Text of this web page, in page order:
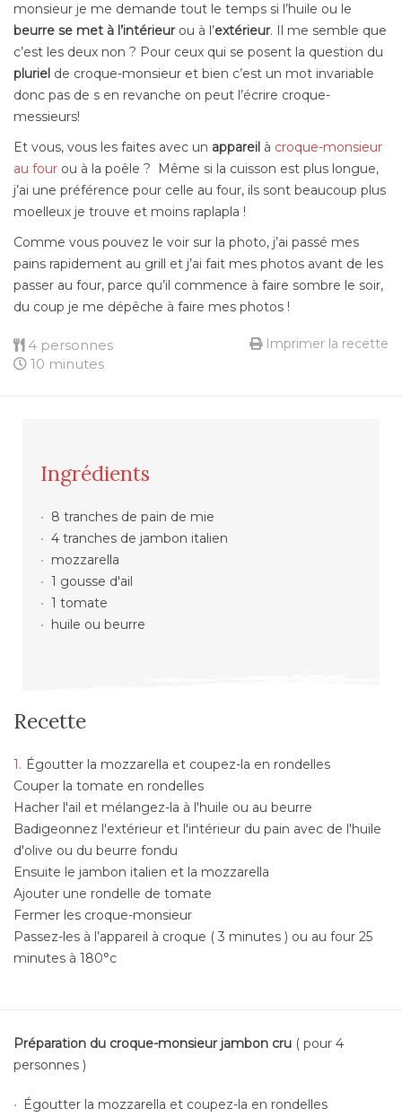
monsieur je me demande tout le temps si l’huile ou le
beurre se met à l’intérieurou à l’extérieur. Il me semble que
c’est les deux non ? Pour ceux qui se posent la question du
pluriel de croque-monsieur et bien c’est un mot invariable
donc pas de s en revanche on peut l’écrire croque-
messieurs!
Et vous, vous les faites avec un appareil à croque-monsieur
au four ou à la poêle ? Même si la cuisson est plus longue,
j’ai une préférence pour celle au four, ils sont beaucoup plus
moelleux je trouve et moins raplapla !
Comme vous pouvez le voir sur la photo, j’ai passé mes
pains rapidement au grill et j’ai fait mes photos avant de les
passer au four, parce qu’il commence à faire sombre le soir,
du coup je me dépêche à faire mes photos !
4 personnes
10 minutes
Imprimer la recette
Ingrédients
8 tranches de pain de mie
4 tranches de jambon italien
mozzarella
1 gousse d'ail
1 tomate
huile ou beurre
Recette
Égoutter la mozzarella et coupez-la en rondelles
Couper la tomate en rondelles
Hacher l'ail et mélangez-la à l'huile ou au beurre
Badigeonnez l'extérieur et l'intérieur du pain avec de l'huile
d'olive ou du beurre fondu
Ensuite le jambon italien et la mozzarella
Ajouter une rondelle de tomate
Fermer les croque-monsieur
Passez-les à l’appareil à croque ( 3 minutes ) ou au four 25
minutes à 180°c
Préparation du croque-monsieur jambon cru ( pour 4
personnes )
Égoutter la mozzarella et coupez-la en rondelles